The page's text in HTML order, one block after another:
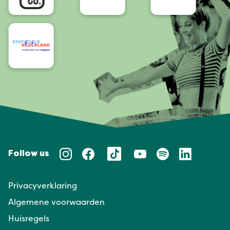
Follow us
Privacyverklaring
Algemene voorwaarden
Huisregels